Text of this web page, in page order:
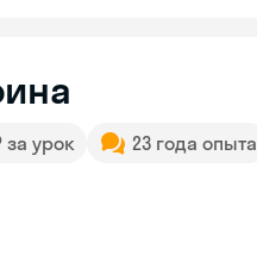
за урок 23 года опыта